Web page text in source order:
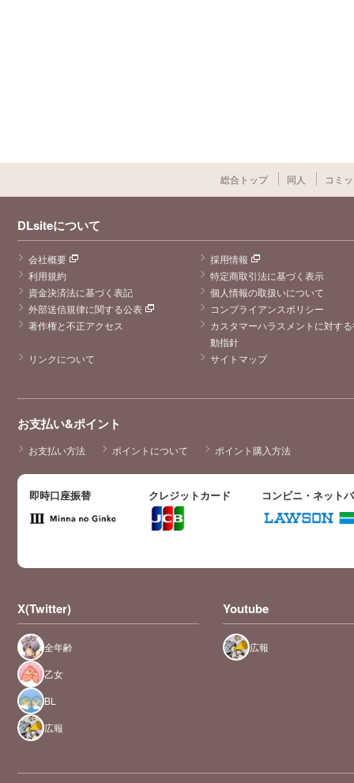
総合トップ 同人 コミ
DLsiteについて
会社概要
採用情報
利用規約
特定商取引法に基づく表示
資金決済法に基づく表記
個人情報の取扱いについて
外部送信規律に関する公表
コンプライアンスポリシー
著作権と不正アクセス
カスタマーハラスメントに対す
動指針
リンクについて
サイトマップ
お支払い&ポイント
お支払い方法 ポイントについて ポイント購入方法
即時口座振替 クレジットカード コンビニ・ネット
X(Twitter)
全年齢
乙女
BL
広報
Youtube
広報